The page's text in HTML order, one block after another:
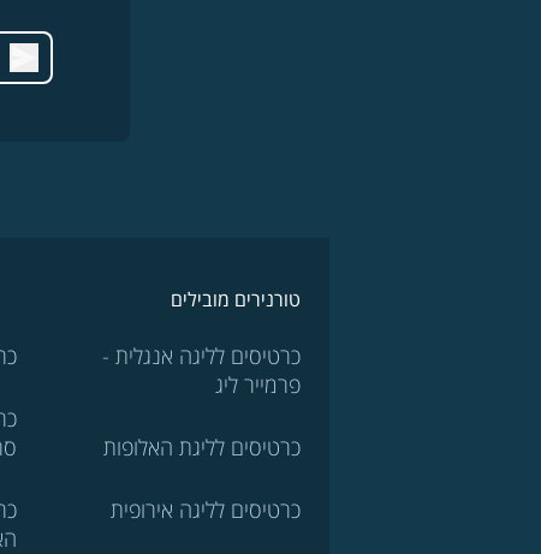
טורנירים מובילים
כרטיסים לליגה אנגלית -
פרמייר ליג
כרטיסים לליגת האלופות
כרטיסים לליגה אירופית